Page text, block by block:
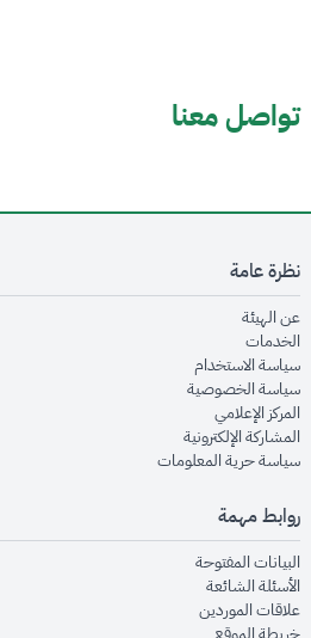
تواصل معنا
نظرة عامة
عن الهيئةopens in new window
الخدماتopens in new window
سياسة الاستخدام
سياسة الخصوصيةopens in new window
المركز الإعلاميopens in new window
المشاركة الإلكترونيةopens in new window
سياسة حرية المعلوماتopens in new window
روابط مهمة
البيانات المفتوحةopens in new window
الأسئلة الشائعةopens in new window
علاقات الموردينopens in new window
opens in new window